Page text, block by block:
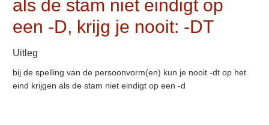
als de stam niet eindigt op
een -D, krijg je nooit: -DT
Uitleg
bij de spelling van de persoonvorm(en) kun je nooit -dt op het
eind krijgen als de stam niet eindigt op een -d